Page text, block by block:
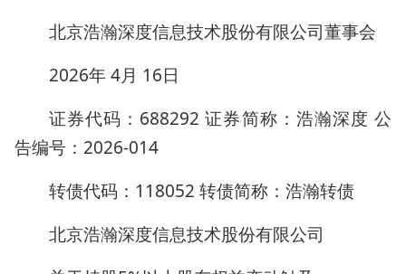
北京浩瀚深度信息技术股份有限公司董事会
2026年 4月 16日
证券代码：688292 证券简称：浩瀚深度 公
告编号：2026-014
转债代码：118052 转债简称：浩瀚转债
北京浩瀚深度信息技术股份有限公司